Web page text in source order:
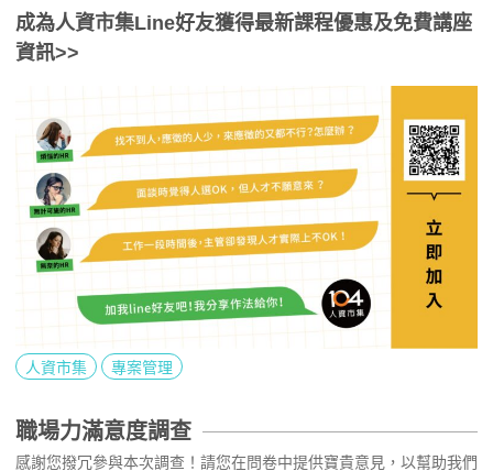
成為人資市集Line好友獲得最新課程優惠及免費講座
資訊>>
人資市集 專案管理
職場力滿意度調查
感謝您撥冗參與本次調查！請您在問卷中提供寶貴意見，以幫助我們